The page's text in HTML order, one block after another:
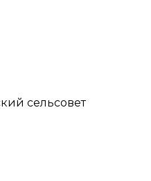
сельсовет